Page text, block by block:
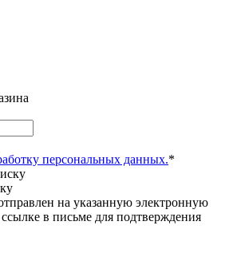
персональных данных.*
на указанную электронную
в письме для подтверждения